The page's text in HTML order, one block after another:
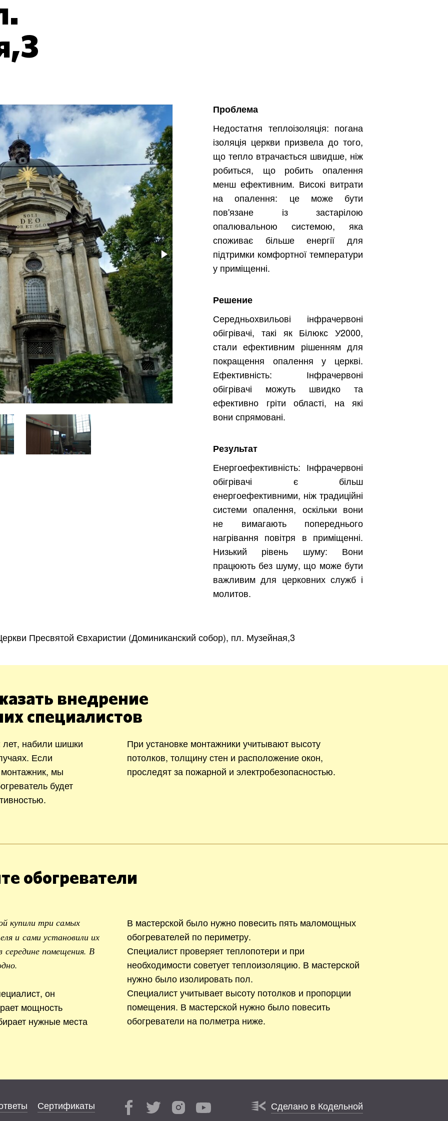
Проблема
Недостатня теплоізоляція: погана
ізоляція церкви призвела до того,
що тепло втрачається швидше, ніж
робиться, що робить опалення
менш ефективним. Високі витрати
на опалення: це може бути
пов'язане із застарілою
опалювальною системою, яка
споживає більше енергії для
підтримки комфортної температури
у приміщенні.
Решение
Середньохвильові інфрачервоні
обігрівачі, такі як Білюкс У2000,
стали ефективним рішенням для
покращення опалення у церкві.
Ефективність: Інфрачервоні
обігрівачі можуть швидко та
ефективно гріти області, на які
вони спрямовані.
Результат
Енергоефективність: Інфрачервоні
обігрівачі є більш
енергоефективними, ніж традиційні
системи опалення, оскільки вони
не вимагають попереднього
нагрівання повітря в приміщенні.
Низький рівень шуму: Вони
працюють без шуму, що може бути
важливим для церковних служб і
молитов.
Пресвятой Євхаристии (Доминиканский собор), пл. Музейная,3
внедрение
специалистов
набили шишки
Если
мы
будет
При установке монтажники учитывают высоту
потолков, толщину стен и расположение окон,
проследят за пожарной и электробезопасностью.
обогреватели
купили три самых
и сами установили их
помещения. В
он
мощность
нужные места
В мастерской было нужно повесить пять маломощных
обогревателей по периметру.
Специалист проверяет теплопотери и при
необходимости советует теплоизоляцию. В мастерской
нужно было изолировать пол.
Специалист учитывает высоту потолков и пропорции
помещения. В мастерской нужно было повесить
обогреватели на полметра ниже.
Сертификаты
Сделано в Кодельной
Харьков
Бесплатно.
Заказать